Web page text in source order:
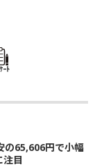
ｰﾄ
の65,606円で小幅
目